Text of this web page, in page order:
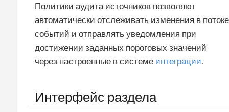
Политики аудита источников позволяют
автоматически отслеживать изменения в потоке
событий и отправлять уведомления при
достижении заданных пороговых значений
через настроенные в системе интеграции.
Интерфейс раздела